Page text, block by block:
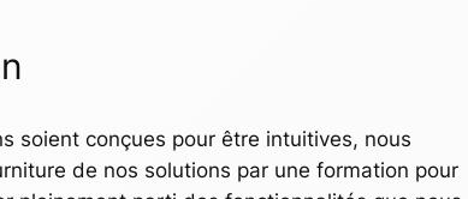
soient conçues pour être intuitives, nous
de nos solutions par une formation pour